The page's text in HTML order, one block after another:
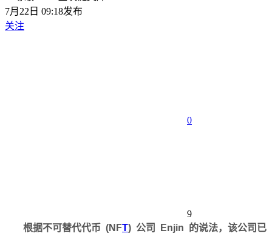
7月22日 09:18发布
关注
0
9
根据不可替代代币 (NFT) 公司 Enjin 的说法，该公司已